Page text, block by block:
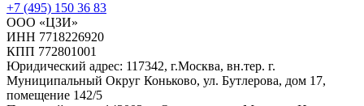
+7 (495) 150 36 83
ООО «ЦЗИ»
ИНН 7718226920
КПП 772801001
Юридический адрес: 117342, г.Москва, вн.тер. г.
Муниципальный Округ Коньково, ул. Бутлерова, дом 17,
помещение 142/5